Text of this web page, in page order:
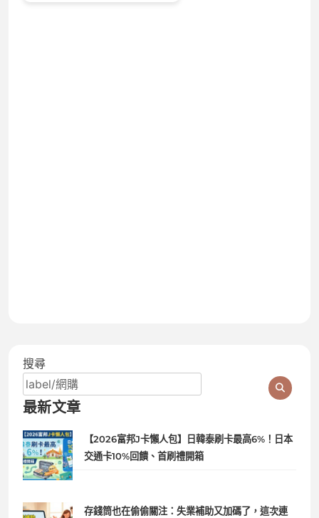
搜尋
最新文章
【2026富邦J卡懶人包】日韓泰刷卡最高6%！日本
交通卡10%回饋、首刷禮開箱
存錢筒也在偷偷關注：失業補助又加碼了，這次連